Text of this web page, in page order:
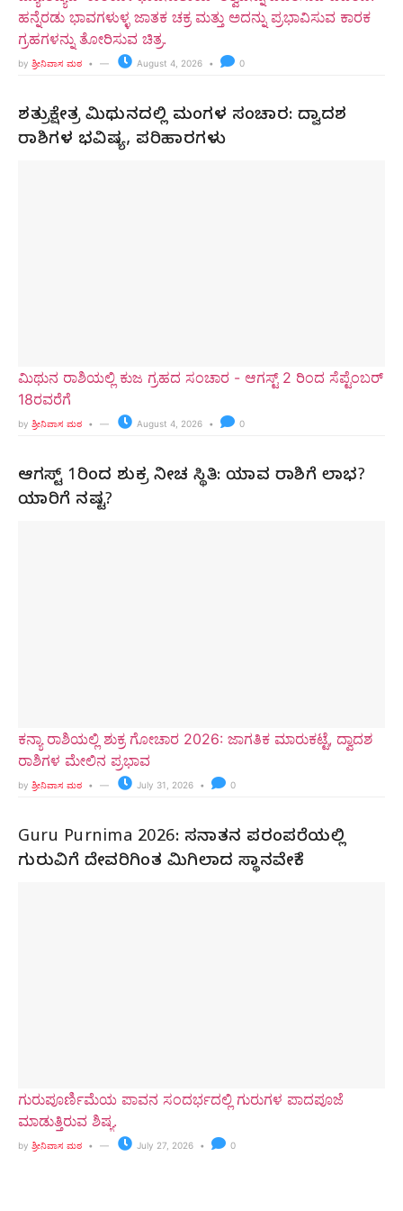
ಹನ್ನೆರಡು ಭಾವಗಳುಳ್ಳ ಜಾತಕ ಚಕ್ರ ಮತ್ತು ಅದನ್ನು ಪ್ರಭಾವಿಸುವ ಕಾರಕ
ಗ್ರಹಗಳನ್ನು ತೋರಿಸುವ ಚಿತ್ರ.
by ಶ್ರೀನಿವಾಸ ಮಠ August 4, 2026 0
ಶತ್ರುಕ್ಷೇತ್ರ ಮಿಥುನದಲ್ಲಿ ಮಂಗಳ ಸಂಚಾರ: ದ್ವಾದಶ
ರಾಶಿಗಳ ಭವಿಷ್ಯ, ಪರಿಹಾರಗಳು
ಮಿಥುನ ರಾಶಿಯಲ್ಲಿ ಕುಜ ಗ್ರಹದ ಸಂಚಾರ - ಆಗಸ್ಟ್ 2 ರಿಂದ ಸೆಪ್ಟೆಂಬರ್
18ರವರೆಗೆ
by ಶ್ರೀನಿವಾಸ ಮಠ August 4, 2026 0
ಆಗಸ್ಟ್ 1ರಿಂದ ಶುಕ್ರ ನೀಚ ಸ್ಥಿತಿ: ಯಾವ ರಾಶಿಗೆ ಲಾಭ?
ಯಾರಿಗೆ ನಷ್ಟ?
ಕನ್ಯಾ ರಾಶಿಯಲ್ಲಿ ಶುಕ್ರ ಗೋಚಾರ 2026: ಜಾಗತಿಕ ಮಾರುಕಟ್ಟೆ, ದ್ವಾದಶ
ರಾಶಿಗಳ ಮೇಲಿನ ಪ್ರಭಾವ
by ಶ್ರೀನಿವಾಸ ಮಠ July 31, 2026 0
Guru Purnima 2026: ಸನಾತನ ಪರಂಪರೆಯಲ್ಲಿ
ಗುರುವಿಗೆ ದೇವರಿಗಿಂತ ಮಿಗಿಲಾದ ಸ್ಥಾನವೇಕೆ?
ಗುರುಪೂರ್ಣಿಮೆಯ ಪಾವನ ಸಂದರ್ಭದಲ್ಲಿ ಗುರುಗಳ ಪಾದಪೂಜೆ
ಮಾಡುತ್ತಿರುವ ಶಿಷ್ಯ.
by ಶ್ರೀನಿವಾಸ ಮಠ July 27, 2026 0